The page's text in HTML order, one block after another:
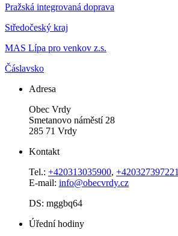
Pražská integrovaná doprava
Středočeský kraj
MAS Lípa pro venkov z.s.
Čáslavsko
Adresa
Obec Vrdy
Smetanovo náměstí 28
285 71 Vrdy
Kontakt
Tel.: +420313035900, +420327397221
E-mail: info@obecvrdy.cz
DS: mggbq64
Úřední hodiny